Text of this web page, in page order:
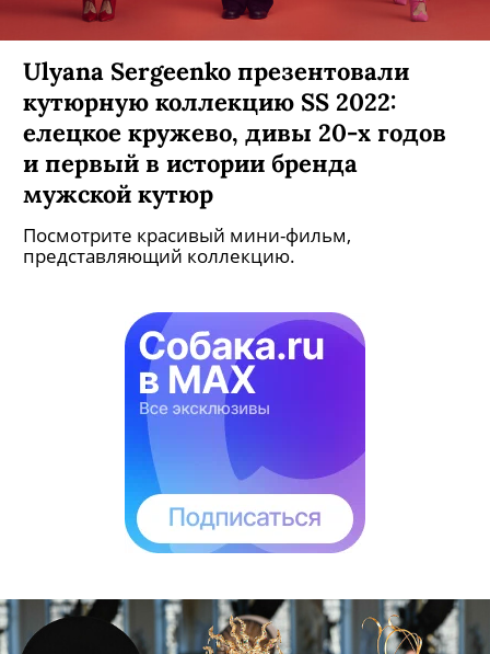
Ulyana Sergeenko презентовали
кутюрную коллекцию SS 2022:
елецкое кружево, дивы 20-х годов
и первый в истории бренда
мужской кутюр
Посмотрите красивый мини-фильм,
представляющий коллекцию.